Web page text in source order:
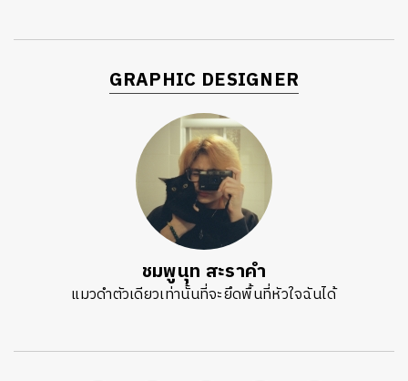
GRAPHIC DESIGNER
ชมพูนุท สะราคำ
แมวดำตัวเดียวเท่านั้นที่จะยึดพื้นที่หัวใจฉันได้